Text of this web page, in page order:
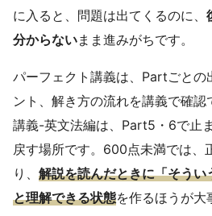
に入ると、問題は出てくるのに、
分からないまま進みがちです。
パーフェクト講義は、Partごとの
ント、解き方の流れを講義で確認
講義-英文法編は、Part5・6で止
戻す場所です。600点未満では、
り、 解説を読んだときに「そう
と理解できる状態を作るほうが大